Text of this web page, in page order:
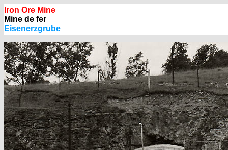
Iron Ore Mine
Mine de fer
Eisenerzgrube